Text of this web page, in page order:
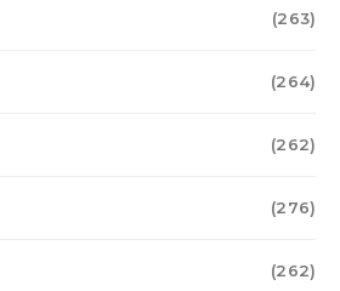
(263)
(264)
(262)
(276)
(262)